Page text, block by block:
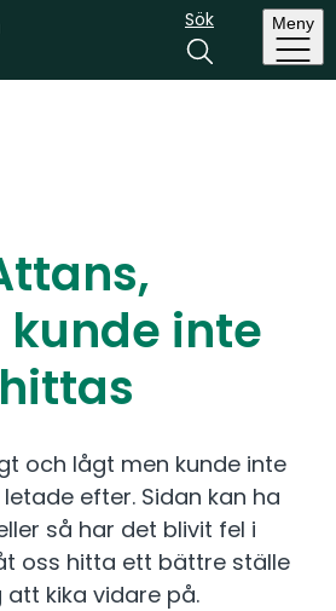
Sök Meny
inte
hittas
och lågt men kunde inte
efter. Sidan kan ha
så har det blivit fel i
oss hitta ett bättre ställe
att kika vidare på.